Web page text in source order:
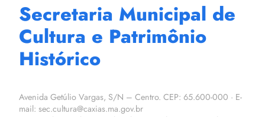
Secretaria Municipal de
Cultura e Patrimônio
Histórico
Avenida Getúlio Vargas, S/N – Centro. CEP: 65.600-000 · E-
mail: sec.cultura@caxias.ma.gov.br